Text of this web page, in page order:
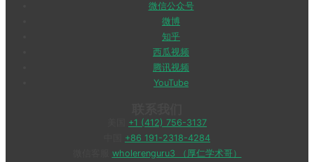
微信公众号
微博
知乎
西瓜视频
腾讯视频
YouTube
+1 (412) 756-3137
+86 191-2318-4284
wholerenguru3 （厚仁学术哥）